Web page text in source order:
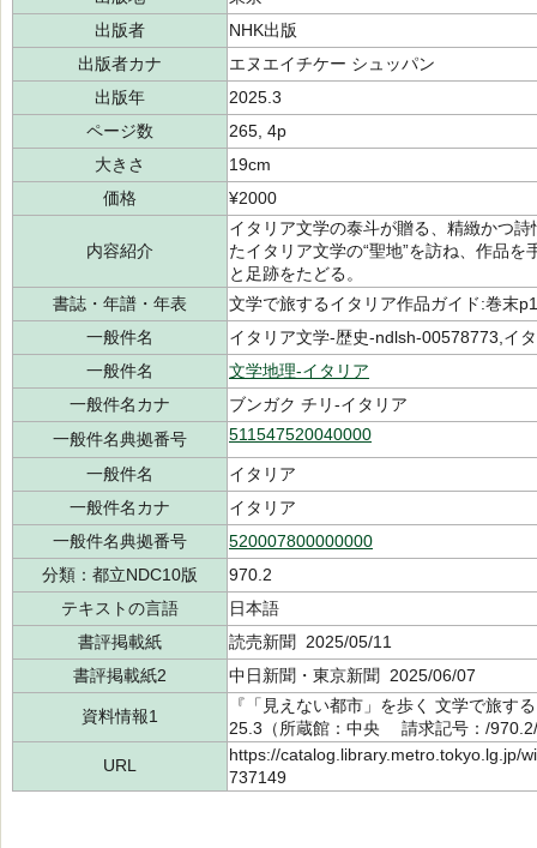
出版者
NHK出版
出版者カナ
エヌエイチケー シュッパン
出版年
2025.3
ページ数
265, 4p
大きさ
19cm
価格
¥2000
内容紹介
イタリア文学の泰斗が贈る、精緻かつ
たイタリア文学の“聖地”を訪ね、作品
と足跡をたどる。
書誌・年譜・年表
文学で旅するイタリア作品ガイド:巻末
一般件名
イタリア文学-歴史-ndlsh-00578773,イ
一般件名
文学地理-イタリア
一般件名カナ
ブンガク チリ-イタリア
一般件名典拠番号
511547520040000
一般件名
イタリア
一般件名カナ
イタリア
一般件名典拠番号
520007800000000
分類：都立NDC10版
970.2
テキストの言語
日本語
書評掲載紙
読売新聞 2025/05/11
書評掲載紙2
中日新聞・東京新聞 2025/06/07
資料情報1
『「見えない都市」を歩く 文学で旅
25.3（所蔵館：中央 請求記号：/
URL
https://catalog.library.metro.tokyo.lg.jp/
737149